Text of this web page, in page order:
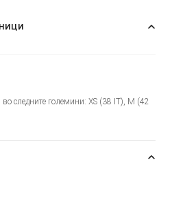
следните големини: XS (38 IT), M (42